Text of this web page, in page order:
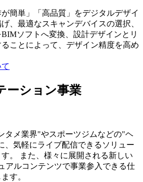
が簡単」「高品質」をデジタルデザイ
、最適なスキャンデバイスの選択、
ソフトへ変換、設計デザインとリ
ことによって、デザイン精度を高め
ーション事業
タメ業界"やスポーツジムなどの"ヘ
、気軽にライブ配信できるソリュー
。 また、様々に展開される新しい
アルコンテンツで事業参入できる仕
す。